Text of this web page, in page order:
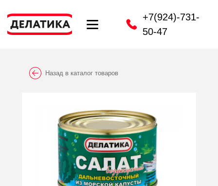
+7(924)-731-
50-47
Назад в каталог товаров